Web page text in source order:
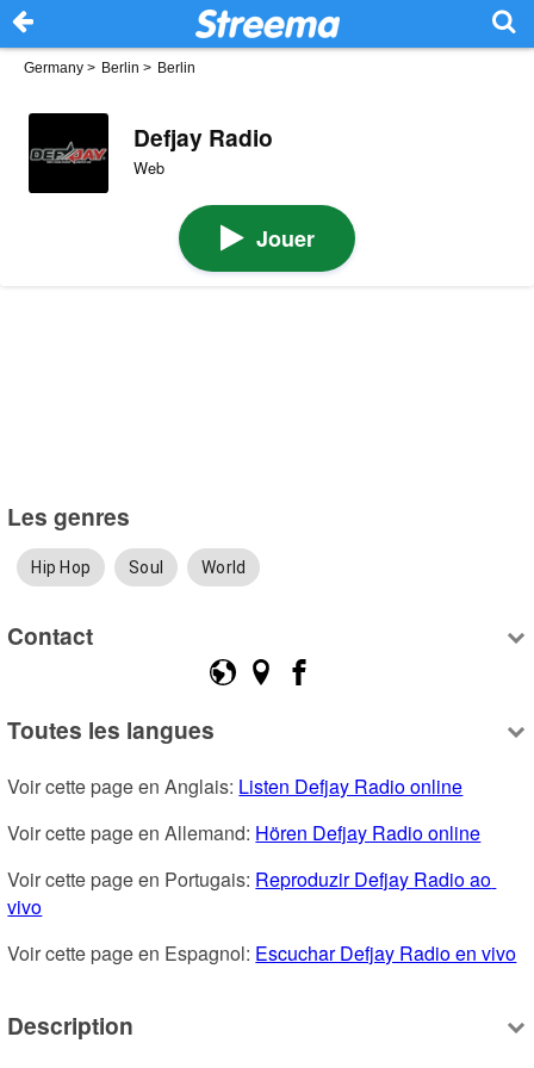
Germany > Berlin > Berlin
Defjay Radio
Web
Jouer
Les genres
Hip Hop Soul World
Contact
Toutes les langues
Voir cette page en Anglais: Listen Defjay Radio online
Voir cette page en Allemand: Hören Defjay Radio online
Voir cette page en Portugais: Reproduzir Defjay Radio ao
vivo
Voir cette page en Espagnol: Escuchar Defjay Radio en vivo
Description